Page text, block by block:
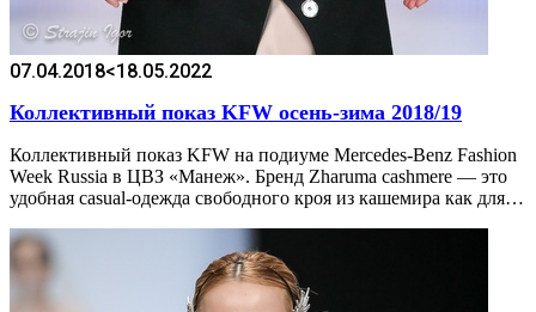
07.04.2018<18.05.2022
Коллективный показ KFW осень-зима 2018/19
Коллективный показ KFW на подиуме Mercedes-Benz Fashion
Week Russia в ЦВЗ «Манеж». Бренд Zharuma cashmere — это
удобная casual-одежда свободного кроя из кашемира как для…